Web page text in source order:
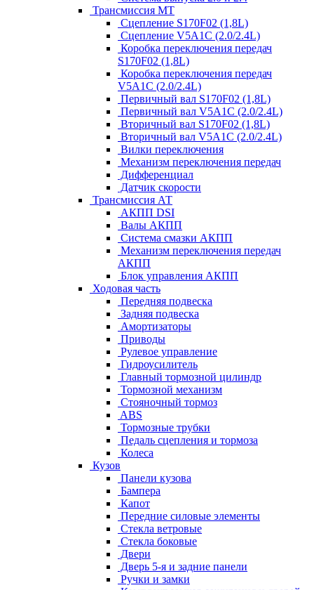
Трансмиссия МТ
Сцепление S170F02 (1,8L)
Сцепление V5A1C (2.0/2.4L)
Коробка переключения передач
S170F02 (1,8L)
Коробка переключения передач
V5A1C (2.0/2.4L)
Первичный вал S170F02 (1,8L)
Первичный вал V5A1C (2.0/2.4L)
Вторичный вал S170F02 (1,8L)
Вторичный вал V5A1C (2.0/2.4L)
Вилки переключения
Механизм переключения передач
Дифференциал
Датчик скорости
Трансмиссия АТ
АКПП DSI
Валы АКПП
Система смазки АКПП
Механизм переключения передач
АКПП
Блок управления АКПП
Ходовая часть
Передняя подвеска
Задняя подвеска
Амортизаторы
Приводы
Рулевое управление
Гидроусилитель
Главный тормозной цилиндр
Тормозной механизм
Стояночный тормоз
ABS
Тормозные трубки
Педаль сцепления и тормоза
Колеса
Кузов
Панели кузова
Бампера
Капот
Передние силовые элементы
Стекла ветровые
Стекла боковые
Двери
Дверь 5-я и задние панели
Ручки и замки